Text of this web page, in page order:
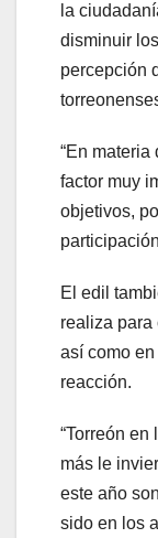
la
disminuir
percepción
“En
factor muy
objetivos,
El edil
realiza para
así como
reacción.
“Torreón
más le
este año
sido en los